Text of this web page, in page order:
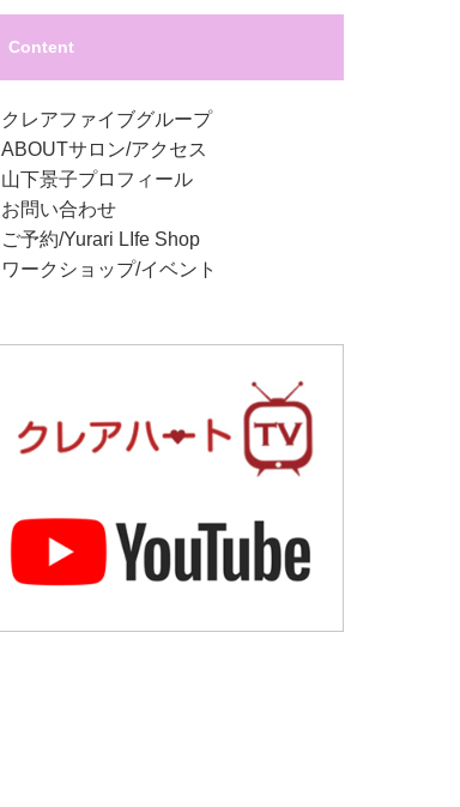
Content
クレアファイブグループ
ABOUTサロン/アクセス
山下景子プロフィール
お問い合わせ
ご予約/Yurari LIfe Shop
ワークショップ/イベント